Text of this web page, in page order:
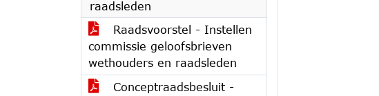
raadsleden
Raadsvoorstel - Instellen
commissie geloofsbrieven
wethouders en raadsleden
Conceptraadsbesluit -